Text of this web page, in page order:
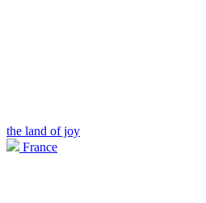
the land of joy
France